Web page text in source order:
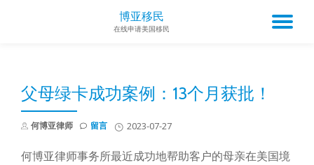
博亚移民
在线申请美国移民
父母绿卡成功案例：13个月获批！
何博亚律师 2023-07-27
留言
何博亚律师事务所最近成功地帮助客户的母亲在美国境